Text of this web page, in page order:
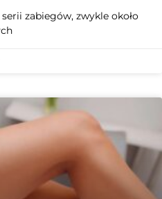
zabiegów, zwykle około